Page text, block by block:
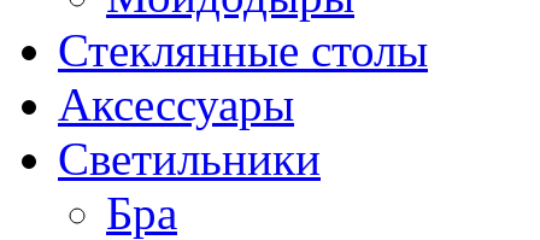
Стеклянные столы
Аксессуары
Светильники
Бра